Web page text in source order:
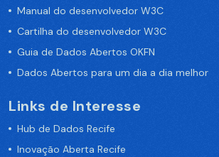
Manual do desenvolvedor W3C
Cartilha do desenvolvedor W3C
Guia de Dados Abertos OKFN
Dados Abertos para um dia a dia melhor
Links de Interesse
Hub de Dados Recife
Inovação Aberta Recife